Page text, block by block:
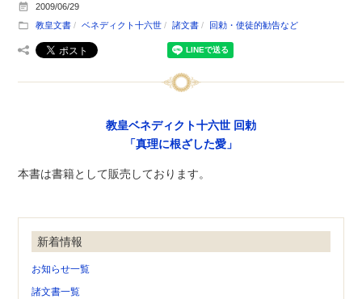
2009/06/29
教皇文書
ベネディクト十六世 諸文書 回勅・使徒的勧告など
教皇ベネディクト十六世 回勅
「真理に根ざした愛」
本書は書籍として販売しております。
新着情報
お知らせ一覧
諸文書一覧